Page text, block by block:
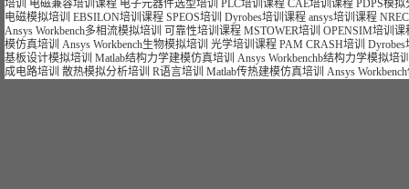
培训 电磁兼容培训课程 电子元器件选型培训 PLC培训课程 CAE培训课程 PDPS模
电磁模拟培训 EBSILON培训课程 SPEOS培训 Dyrobes培训课程 ansys培训课程
Ansys Workbench多相流模拟培训 可靠性培训课程 MSTOWER培训 OPENSIM培训课
模仿真培训 Ansys Workbench生物模拟培训 光学培训课程 PAM CRASH培训
基板设计模拟培训 Matlab结构力学建模仿真培训 Ansys Workbenchb结构力学模拟培
成电路培训 散热模拟分析培训 R语言培训 Matlab传热建模仿真培训 Ansys